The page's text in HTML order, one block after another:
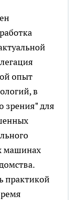
опыт
в
зрения" для
машинах
практикой